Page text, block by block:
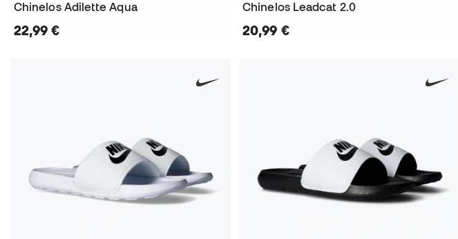
Chinelos Adilette Aqua
22,99 €
Chinelos Leadcat 2.0
20,99 €